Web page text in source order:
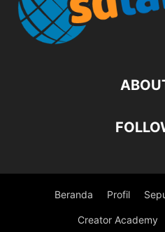
Beranda Profil
Creator Academy